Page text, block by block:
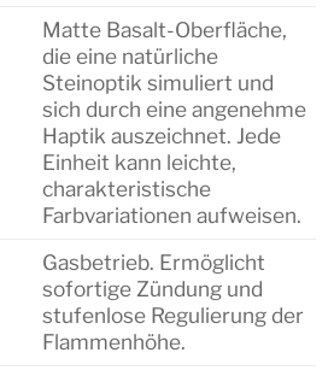
Matte Basalt-Oberfläche,
die eine natürliche
Steinoptik simuliert und
sich durch eine angenehme
Haptik auszeichnet. Jede
Einheit kann leichte,
charakteristische
Farbvariationen aufweisen.
Gasbetrieb. Ermöglicht
sofortige Zündung und
stufenlose Regulierung der
Flammenhöhe.